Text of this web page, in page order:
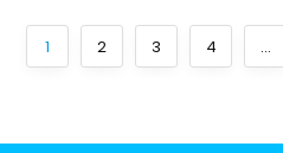
1 2 3 4 …